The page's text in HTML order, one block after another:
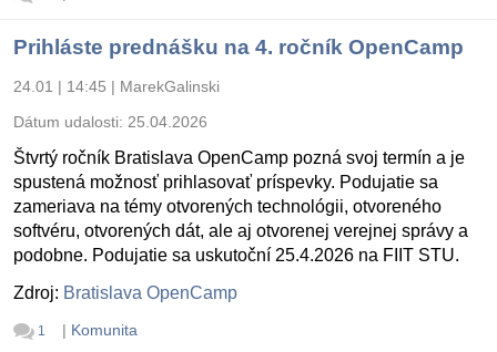
Prihláste prednášku na 4. ročník OpenCamp
24.01 | 14:45 | MarekGalinski
Dátum udalosti: 25.04.2026
Štvrtý ročník Bratislava OpenCamp pozná svoj termín a je
spustená možnosť prihlasovať príspevky. Podujatie sa
zameriava na témy otvorených technológii, otvoreného
softvéru, otvorených dát, ale aj otvorenej verejnej správy a
podobne. Podujatie sa uskutoční 25.4.2026 na FIIT STU.
Zdroj: Bratislava OpenCamp
1 | Komunita